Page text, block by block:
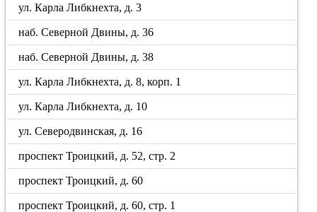
ул. Карла Либкнехта, д. 3
наб. Северной Двины, д. 36
наб. Северной Двины, д. 38
ул. Карла Либкнехта, д. 8, корп. 1
ул. Карла Либкнехта, д. 10
ул. Северодвинская, д. 16
проспект Троицкий, д. 52, стр. 2
проспект Троицкий, д. 60
проспект Троицкий, д. 60, стр. 1